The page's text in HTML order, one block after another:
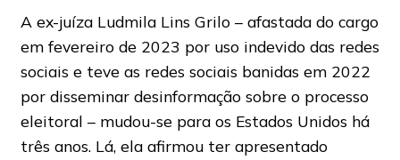
A ex-juíza Ludmila Lins Grilo – afastada do cargo
em fevereiro de 2023 por uso indevido das redes
sociais e teve as redes sociais banidas em 2022
por disseminar desinformação sobre o processo
eleitoral – mudou-se para os Estados Unidos há
três anos. Lá, ela afirmou ter apresentado